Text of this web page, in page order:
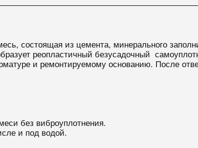
состоящая из цемента, минерального
реопластичный безусадочный
и ремонтируемому основанию. После
без виброуплотнения.
и под водой.